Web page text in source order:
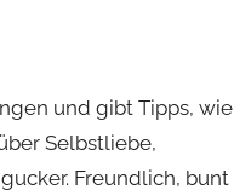
und gibt Tipps, wie
Selbstliebe,
Freundlich, bunt